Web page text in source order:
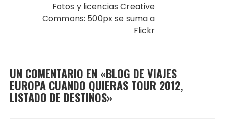
Fotos y licencias Creative
Commons: 500px se suma a
Flickr
UN COMENTARIO EN «BLOG DE VIAJES
EUROPA CUANDO QUIERAS TOUR 2012,
LISTADO DE DESTINOS»